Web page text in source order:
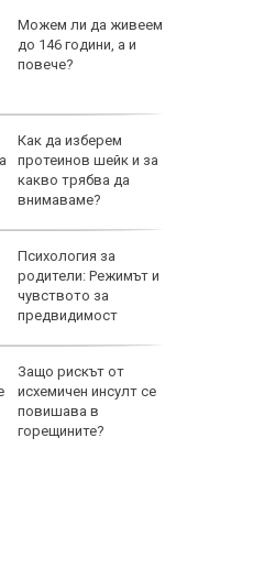
Можем ли да живеем
до 146 години, а и
повече?
Как да изберем
протеинов шейк и за
какво трябва да
внимаваме?
Психология за
родители: Режимът и
чувството за
предвидимост
Защо рискът от
исхемичен инсулт се
повишава в
горещините?